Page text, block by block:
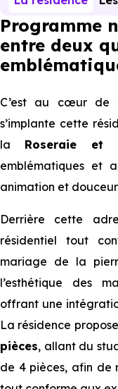
Programme
entre deux
C’est au cœur de
s’implante cette
la Roseraie et
emblématiques et
animation et
Derrière cette
résidentiel tout
mariage de la
l’esthétique des
offrant une
La résidence
pièces, allant du
de 4 pièces, afin de